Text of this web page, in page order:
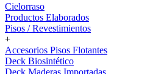
Cielorraso
Productos Elaborados
Pisos / Revestimientos
+
Accesorios Pisos Flotantes
Deck Biosintético
Deck Maderas Importadas